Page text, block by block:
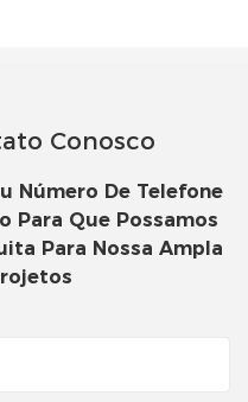
Conosco
Número De Telefone
Para Que Possamos
Para Nossa Ampla